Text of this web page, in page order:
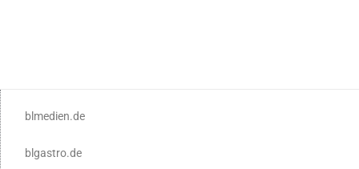
blmedien.de
blgastro.de